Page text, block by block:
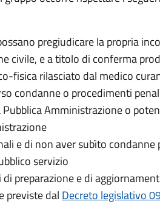
pregiudicare la propria
civile, e a titolo di conferma
fisica rilasciato dal medico
condanne o procedimenti
Amministrazione o
e di non aver subìto condanne
servizio
preparazione e di
previste dal Decreto legislativo